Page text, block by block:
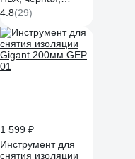
автомобильная,
0.13 мм, 19 мм, 20
м 2000251
4.8(29)
1 599 ₽
Инструмент для
снятия изоляции